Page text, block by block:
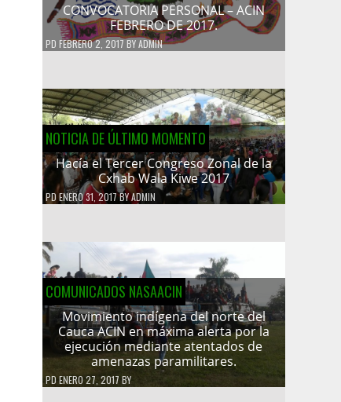
CONVOCATORIA PERSONAL – ACIN
FEBRERO DE 2017.
PD FEBRERO 2, 2017BYADMIN
NOTICIA DE ÚLTIMO MOMENTO
Hacía el Tercer Congreso Zonal de la
Cxhab Wala Kiwe 2017
PDENERO 31, 2017BYADMIN
COMUNICADOS NASAACIN
Movimiento indígena del norte del
Cauca ACIN en máxima alerta por la
ejecución mediante atentados de
amenazas paramilitares.
PD ENERO 27, 2017 BY